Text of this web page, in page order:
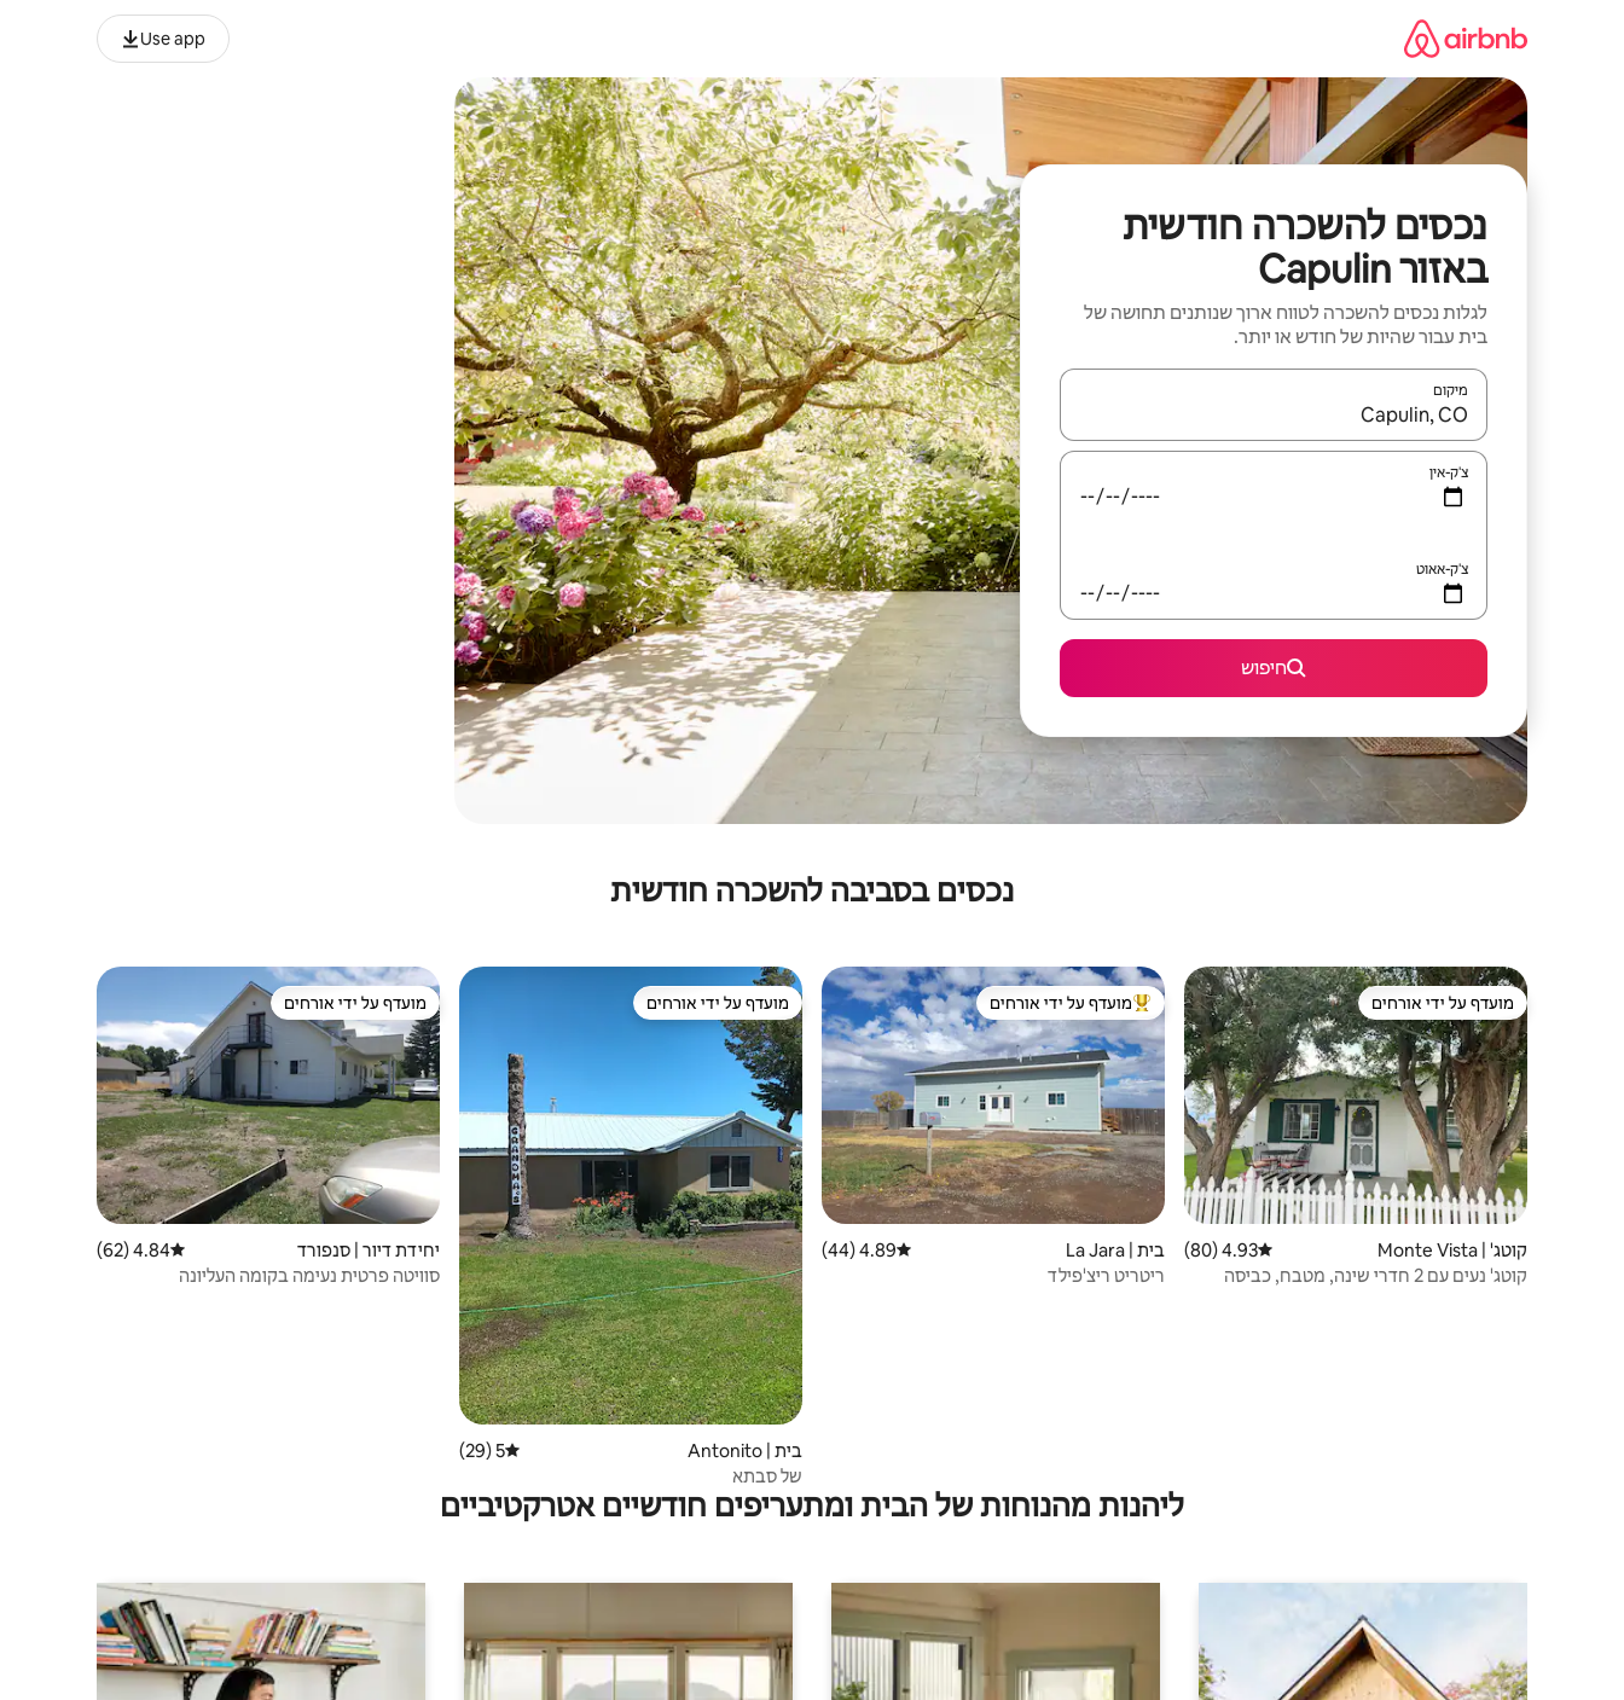
Use app
נכסים להשכרה חודשית
באזור Capulin
לגלות נכסים להשכרה לטווח ארוך שנותנים תחושה של
בית עבור שהיות של חודש או יותר.
מיקום
כאשר התוצאות יהיו זמינות, יש לנווט עם מקשי החיצים למעלה ולמטה או לעיין בעזרת תנועות מגע או החלקה.
צ'ק-אין
צ'ק-אאוט
חיפוש
נכסים בסביבה להשכרה חודשית
מועדף על ידי אורחים
מועדף על ידי אורחים
קוטג' | Monte Vista דירוג ממוצע של 4.93 מתוך 5, 80 ביקורות
4.93 (80)
קוטג' נעים עם 2 חדרי שינה, מטבח, כביסה
מוביל בקרב נכסים מועדפים על ידי אורחים
מועדף על ידי אורחים
בית | La Jara דירוג ממוצע של 4.89 מתוך 5, 44 ביקורות
4.89 (44)
ריטריט ריצ'פילד
מועדף על ידי אורחים
מועדף על ידי אורחים
בית | Antonito דירוג ממוצע של 5 מתוך 5, 29 ביקורות
5 (29)
של סבתא
מועדף על ידי אורחים
מועדף על ידי אורחים
יחידת דיור | סנפורד דירוג ממוצע של 4.84 מתוך 5, 62 ביקורות
4.84 (62)
סוויטה פרטית נעימה בקומה העליונה
ליהנות מהנוחות של הבית ומתעריפים חודשיים אטרקטיביים